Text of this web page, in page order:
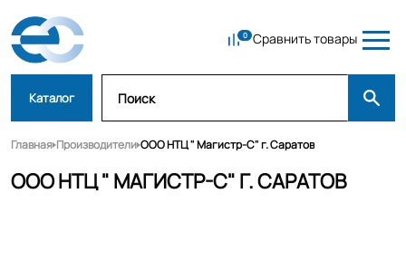
Сравнить товары
Каталог
Главная Производители ООО НТЦ " Магистр-С" г. Саратов
ООО НТЦ " МАГИСТР-С" Г. САРАТОВ